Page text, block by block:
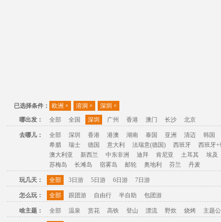
已选择条件： 欧洲 × 溶洞 × 深圳 ×
哪出发：
全部 全国 深圳 广州 香港 澳门 长沙 北京
去哪儿： 全部 深圳 香港 港澳 湖南 泰国 亚洲 清迈
韩国
希腊
瑞士 德国 意大利 法瑞意(德国) 西班牙
西班牙+
澳大利亚
新西兰 中东非洲 迪拜 肯尼亚 土耳其
埃及
苏梅岛
长滩岛 宿雾岛 邮轮 奥地利 芬兰 丹麦
玩几天： 全部 3日游 5日游 6日游 7日游
怎么玩： 全部 跟团游 自由行 半自助 包团游
啥主题： 全部 温泉 赏花 高铁 登山 漂流 野炊 烧烤 主题